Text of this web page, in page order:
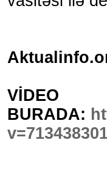
VİDEO
BURADA: